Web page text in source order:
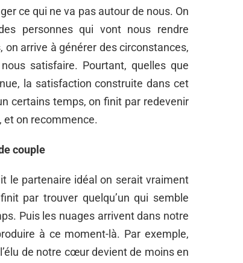
ce qui ne va pas autour de nous. On
personnes qui vont nous rendre
arrive à générer des circonstances,
satisfaire. Pourtant, quelles que
la satisfaction construite dans cet
certains temps, on finit par redevenir
et on recommence.
couple
le partenaire idéal on serait vraiment
par trouver quelqu’un qui semble
Puis les nuages arrivent dans notre
à ce moment-là. Par exemple,
de notre cœur devient de moins en